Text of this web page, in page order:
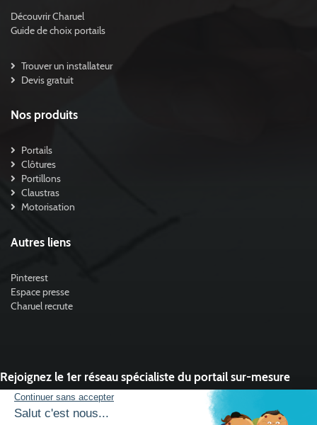
Découvrir Charuel
Guide de choix portails
Trouver un installateur
Devis gratuit
Nos produits
Portails
Clôtures
Portillons
Claustras
Motorisation
Autres liens
Pinterest
Espace presse
Charuel recrute
Rejoignez le 1er réseau spécialiste du portail sur-mesure
Vous souhaitez développer l'activité portail de votre entreprise ?